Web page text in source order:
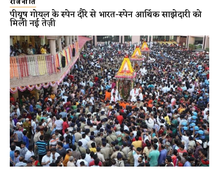
पीयूष गोयल के स्पेन दौरे से भारत-स्पेन आर्थिक साझेदारी को
मिली नई तेज़ी